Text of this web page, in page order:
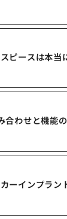
ピースは本当
合わせと機能
ーインプラン